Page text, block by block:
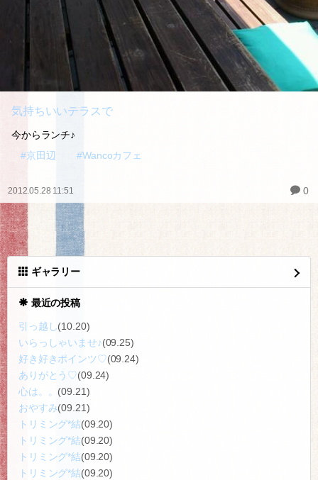
気持ちいいテラスで
今からランチ♪
#京田辺
#Wancoカフェ
2012.05.28 11:51 0
ギャラリー
最近の投稿
引っ越し(10.20)
いらっしゃいませ♪(09.25)
好き好きポインツ♡(09.24)
ありがとう♡(09.24)
心は。。 (09.21)
おやすみ(09.21)
トリミング*結(09.20)
トリミング*結(09.20)
トリミング*結(09.20)
トリミング*結(09.20)